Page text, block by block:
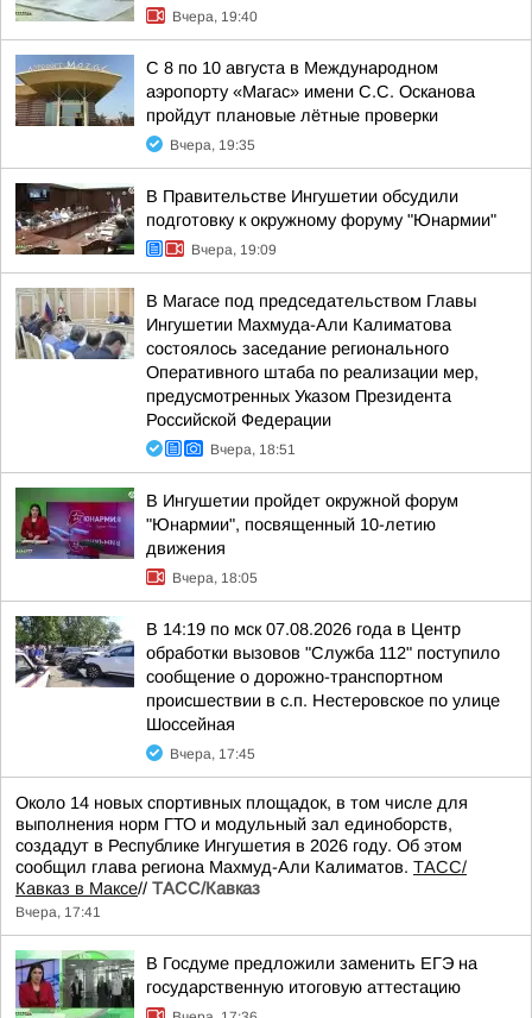
Вчера, 19:40
С 8 по 10 августа в Международном
аэропорту «Магас» имени С.С. Осканова
пройдут плановые лётные проверки
Вчера, 19:35
В Правительстве Ингушетии обсудили
подготовку к окружному форуму "Юнармии"
Вчера, 19:09
В Магасе под председательством Главы
Ингушетии Махмуда-Али Калиматова
состоялось заседание регионального
Оперативного штаба по реализации мер,
предусмотренных Указом Президента
Российской Федерации
Вчера, 18:51
В Ингушетии пройдет окружной форум
"Юнармии", посвященный 10-летию
движения
Вчера, 18:05
В 14:19 по мск 07.08.2026 года в Центр
обработки вызовов "Служба 112" поступило
сообщение о дорожно-транспортном
происшествии в с.п. Нестеровское по улице
Шоссейная
Вчера, 17:45
Около 14 новых спортивных площадок, в том числе для
выполнения норм ГТО и модульный зал единоборств,
создадут в Республике Ингушетия в 2026 году. Об этом
сообщил глава региона Махмуд-Али Калиматов. ТАСС/
Кавказ в Максе// ТАСС/Кавказ
Вчера, 17:41
В Госдуме предложили заменить ЕГЭ на
государственную итоговую аттестацию